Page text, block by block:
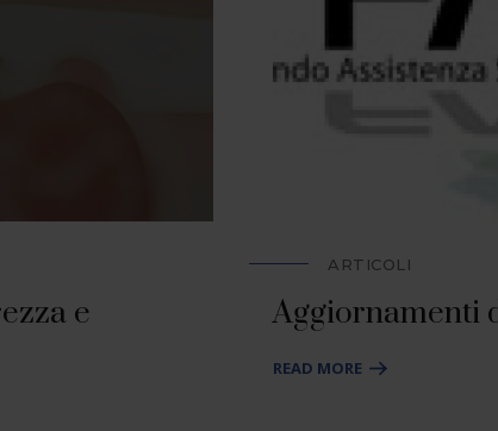
e
ARTICOLI
Aggiornamenti
READ MORE